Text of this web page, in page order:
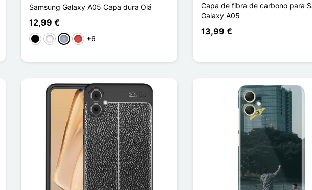
Samsung Galaxy A05 Capa dura Olá
12,99 €
PretoBrancoCinzento
Vermelho
+6
Capa de fibra de carbono para
Galaxy A05
13,99 €